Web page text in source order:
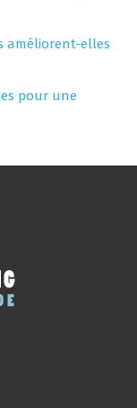
améliorent-elles
pour une